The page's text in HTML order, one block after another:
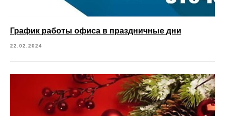
График работы офиса в праздничные дни
22.02.2024